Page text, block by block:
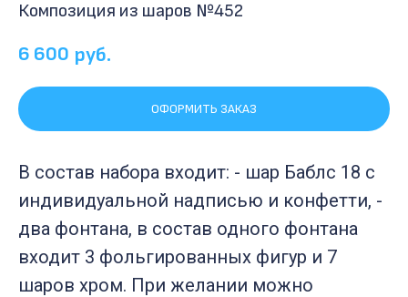
Композиция из шаров №452
6 600 руб.
ОФОРМИТЬ ЗАКАЗ
В состав набора входит: - шар Баблс 18 с
индивидуальной надписью и конфетти, -
два фонтана, в состав одного фонтана
входит 3 фольгированных фигур и 7
шаров хром. При желании можно